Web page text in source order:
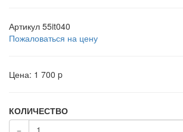
Артикул 55it040
Пожаловаться на цену
Цена: 1 700 p
КОЛИЧЕСТВО